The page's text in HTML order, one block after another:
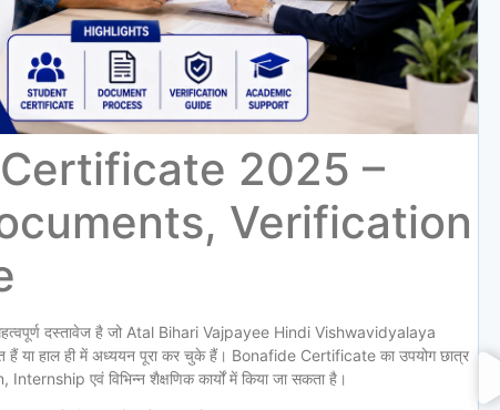
2025 –
Verification
दस्तावेज है जो Atal Bihari Vajpayee Hindi Vishwavidyalaya
हाल ही में अध्ययन पूरा कर चुके हैं। Bonafide Certificate का उपयोग छात्र
एवं विभिन्न शैक्षणिक कार्यों में किया जा सकता है।